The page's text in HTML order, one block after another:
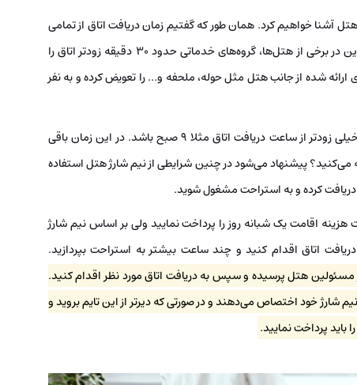
آشنا خواهیم کرد. همان طور که گفتیم زمان دریافت اتاق از تمامی
هتل‌ها ساعت 14 و تحویل آن ساعت 12 می‌باشد. علاوه بر این در برخی از هتل‌‌ها، گروه‌های خدماتی حدود 30 دقیقه زودتر اتاق را
شده از جانب هتل مثل حوله، ملحفه و… را تعویض کرده و به نفر
به هر حال تصور کنید که زمان رسیدن شما به شهر مقصد خیلی زودتر از ساعت دریافت اتاق مثلا 9 صبح باشد. در این زمان باقی
پیشنهاد می‌شود در چنین شرایطی از نیم شارژ هتل استفاده
دریافت کرده و به استراحت مشغول شوید.
اقامت یک شبانه روز را پرداخت نمایید ولی بر اساس نیم شارژ
اتاق اقدام کنید و چند ساعت بیشتر به استراحت بپردازید.
هتل پرسیده و سپس به دریافت اتاق مورد نظر اقدام کنید.
صبح و 6 عصر را به اتاق‌های نیم شارژ خود اختصاص می‌دهند و در صورتی که دیرتر از این تایم بروید و